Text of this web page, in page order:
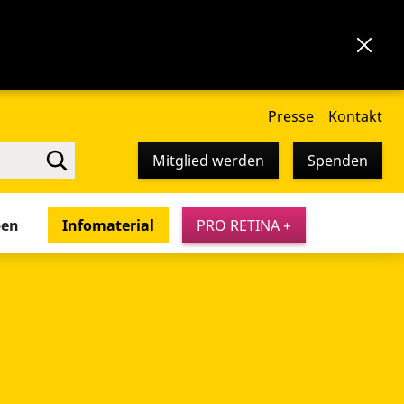
Presse Kontakt
Mitglied werden Spenden
Infomaterial PRO RETINA +